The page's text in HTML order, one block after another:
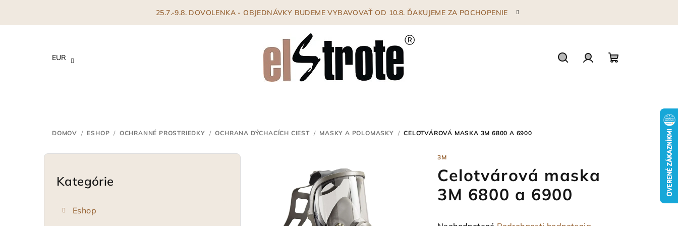
25.7.-9.8. DOVOLENKA - OBJEDNÁVKY BUDEME VYBAVOVAŤ OD 10.8. ĎAKUJEME ZA POCHOPENIE
EUR
DOMOV / ESHOP / OCHRANNÉ PROSTRIEDKY / OCHRANA DÝCHACÍCH CIEST / MASKY A POLOMASKY / CELOTVÁROVÁ MASKA 3M 6800 A 6900
B
Preskočiť
kategórie
Kategórie
Eshop
3M
Celotvárová maska
3M 6800 a 6900